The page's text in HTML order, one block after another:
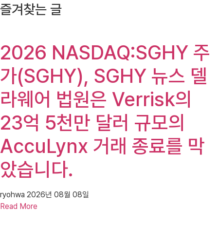
즐겨찾는 글
2026 NASDAQ:SGHY 주
가(SGHY), SGHY 뉴스 델
라웨어 법원은 Verrisk의
23억 5천만 달러 규모의
AccuLynx 거래 종료를 막
았습니다.
ryohwa 2026년 08월 08일
Read More